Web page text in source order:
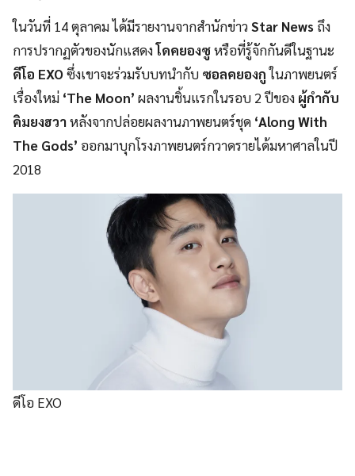
ในวันที่ 14 ตุลาคม ได้มีรายงานจากสำนักข่าวStar News ถึง
การปรากฏตัวของนักแสดงโดคยองซูหรือที่รู้จักกันดีในฐานะ
ดีโอ EXOซึ่งเขาจะร่วมรับบทนำกับ ซอลคยองกูในภาพยนตร์
เรื่องใหม่ ‘The Moon’ ผลงานชิ้นแรกในรอบ 2 ปีของ ผู้กำกับ
คิมยงฮวาหลังจากปล่อยผลงานภาพยนตร์ชุด ‘Along With
The Gods’ ออกมาบุกโรงภาพยนตร์กวาดรายได้มหาศาลในปี
2018
ดีโอ EXO